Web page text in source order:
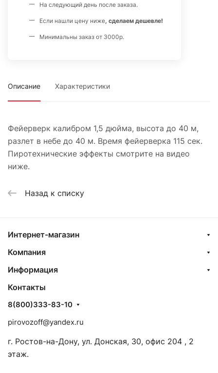
На следующий день после заказа.
Если нашли цену ниже, сделаем дешевле!
Минимальны заказ от 3000р.
Описание Характеристики
Фейерверк калибром 1,5 дюйма, высота до 40 м,
разлет в небе до 40 м. Время фейерверка 115 сек.
Пиротехнические эффекты смотрите на видео
ниже.
Назад к списку
Интернет-магазин
Компания
Информация
Контакты
8(800)333-83-10
pirovozoff@yandex.ru
г. Ростов-на-Дону, ул. Донская, 30, офис 204 , 2
этаж.